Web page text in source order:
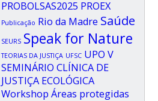
PROBOLSAS2025 PROEX
Publicação Rio da Madre Saúde
SEURS Speak for Nature
TEORIAS DA JUSTIÇA UFSC UPO V
SEMINÁRIO CLÍNICA DE
JUSTIÇA ECOLÓGICA
Workshop Áreas protegidas